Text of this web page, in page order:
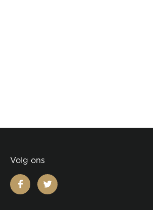
Volg ons
facebooktwitter